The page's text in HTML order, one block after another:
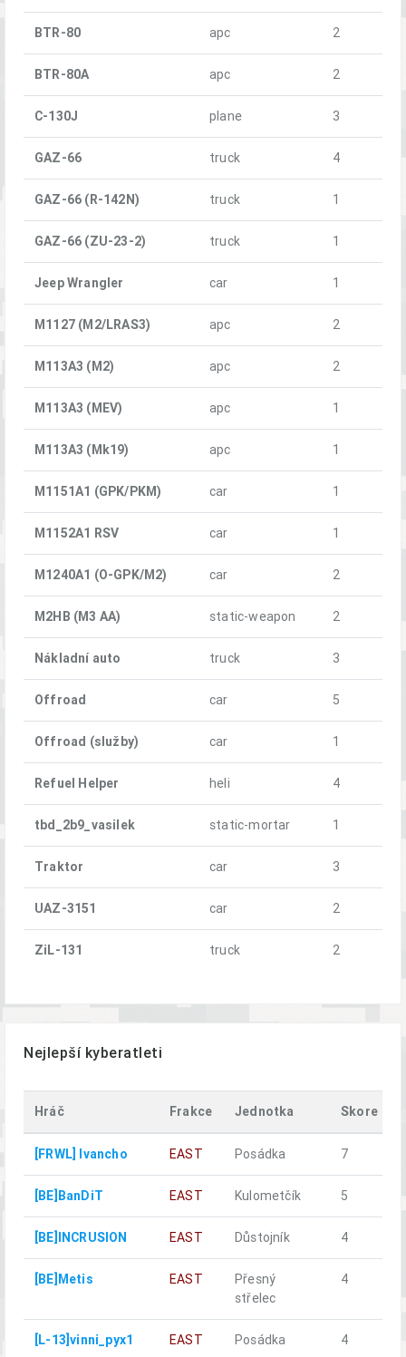
BTR-80 apc 2
BTR-80A apc 2
C-130J plane 3
GAZ-66 truck 4
GAZ-66 (R-142N) truck 1
GAZ-66 (ZU-23-2) truck 1
Jeep Wrangler car 1
M1127 (M2/LRAS3) apc 2
M113A3 (M2) apc 2
M113A3 (MEV) apc 1
M113A3 (Mk19) apc 1
M1151A1 (GPK/PKM) car 1
M1152A1 RSV car 1
M1240A1 (O-GPK/M2) car 2
M2HB (M3 AA) static-weapon 2
Nákladní auto truck 3
Offroad car 5
Offroad (služby) car 1
Refuel Helper heli 4
tbd_2b9_vasilek static-mortar 1
Traktor car 3
UAZ-3151 car 2
ZiL-131 truck 2
Nejlepší kyberatleti
Hráč Frakce Jednotka Skore
[FRWL] Ivancho EAST Posádka 7
[BE]BanDiT EAST Kulometčík 5
[BE]INCRUSION EAST Důstojník 4
[BE]Metis EAST
Přesný
střelec
4
[L-13]vinni_pyx1 EAST Posádka 4